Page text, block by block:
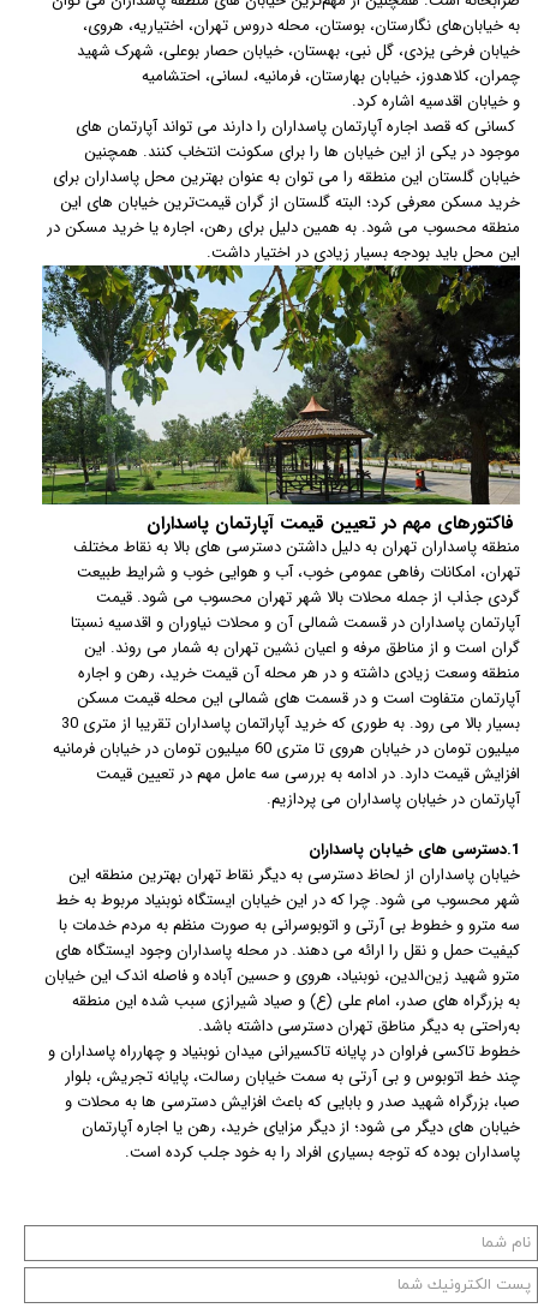
به خیابان‌های نگارستان، بوستان، محله دروس تهران، اختیاریه، هروی،
خیابان فرخی یزدی، گل نبی، بهستان، خیابان حصار بوعلی، شهرک شهید
چمران، کلاهدوز، خیابان بهارستان، فرمانیه، لسانی، احتشامیه
و خیابان اقدسیه اشاره کرد.
کسانی که قصد اجاره آپارتمان پاسداران را دارند می تواند آپارتمان های
موجود در یکی از این خیابان ها را برای سکونت انتخاب کنند. همچنین
خیابان گلستان این منطقه را می توان به عنوان بهترین محل پاسداران برای
خرید مسکن معرفی کرد؛ البته گلستان از گران قیمت‌ترین خیابان های این
منطقه محسوب می شود. به همین دلیل برای رهن، اجاره یا خرید مسکن در
این محل باید بودجه بسیار زیادی در اختیار داشت.
فاکتورهای مهم در تعیین قیمت آپارتمان پاسداران
منطقه پاسداران تهران به دلیل داشتن دسترسی های بالا به نقاط مختلف
تهران، امکانات رفاهی عمومی خوب، آب و هوایی خوب و شرایط طبیعت
گردی جذاب از جمله محلات بالا شهر تهران محسوب می شود. قیمت
آپارتمان پاسداران در قسمت شمالی آن و محلات نیاوران و اقدسیه نسبتا
گران است و از مناطق مرفه و اعیان نشین تهران به شمار می روند. این
منطقه وسعت زیادی داشته و در هر محله آن قیمت خرید، رهن و اجاره
آپارتمان متفاوت است و در قسمت های شمالی این محله قیمت مسکن
بسیار بالا می رود. به طوری که خرید آپاراتمان پاسداران تقریبا از متری 30
میلیون تومان در خیابان هروی تا متری 60 میلیون تومان در خیابان فرمانیه
افزایش قیمت دارد. در ادامه به بررسی سه عامل مهم در تعیین قیمت
آپارتمان در خیابان پاسداران می پردازیم.
1.دسترسی های خیابان پاسداران
خیابان پاسداران از لحاظ دسترسی به دیگر نقاط تهران بهترین منطقه این
شهر محسوب می شود. چرا که در این خیابان ایستگاه نوبنیاد مربوط به خط
سه مترو و خطوط بی آرتی و اتوبوسرانی به صورت منظم به مردم خدمات با
کیفیت حمل و نقل را ارائه می دهند. در محله پاسداران وجود ایستگاه های
مترو شهید زین‌الدین، نوبنیاد، هروی و حسین‌ آباده و فاصله اندک این خیابان
به بزرگراه های صدر، امام علی (ع) و صیاد شیرازی سبب شده این منطقه
به‌راحتی به دیگر مناطق تهران دسترسی داشته باشد.
خطوط تاکسی فراوان در پایانه‌ تاکسیرانی میدان نوبنیاد و چهارراه پاسداران و
چند خط اتوبوس و بی آرتی به سمت خیابان رسالت، پایانه تجریش، بلوار
صبا، بزرگراه شهید صدر و بابایی که باعث افزایش دسترسی ها به محلات و
خیابان های دیگر می شود؛ از دیگر مزایای خرید، رهن یا اجاره آپارتمان
پاسداران بوده که توجه بسیاری افراد را به خود جلب کرده است.